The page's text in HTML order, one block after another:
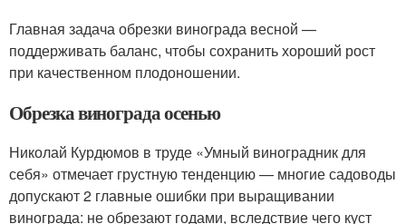
Главная задача обрезки винограда весной —
поддерживать баланс, чтобы сохранить хороший рост
при качественном плодоношении.
Обрезка винограда осенью
Николай Курдюмов в труде «Умный виноградник для
себя» отмечает грустную тенденцию — многие садоводы
допускают 2 главные ошибки при выращивании
винограда: не обрезают годами, вследствие чего куст